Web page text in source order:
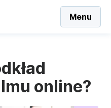
Menu
online?